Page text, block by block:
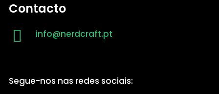
Contacto
info@nerdcraft.pt
Segue-nos nas redes sociais: